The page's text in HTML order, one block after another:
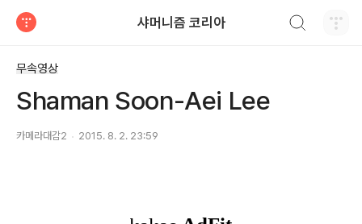
샤머니즘 코리아
무속영상
Shaman Soon-Aei Lee
카메라대감2 2015. 8. 2. 23:59